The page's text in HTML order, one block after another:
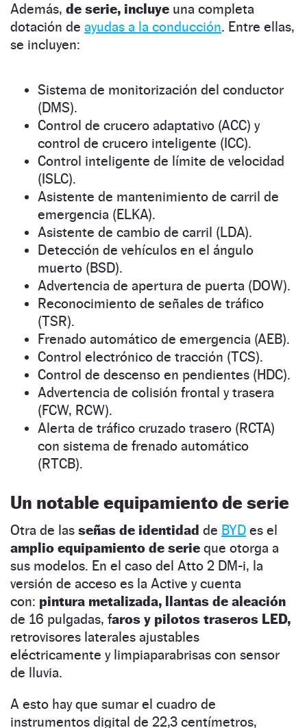
Además, de serie, incluye una completa
dotación de ayudas a la conducción. Entre ellas,
se incluyen:
Sistema de monitorización del conductor
(DMS).
Control de crucero adaptativo (ACC) y
control de crucero inteligente (ICC).
Control inteligente de límite de velocidad
(ISLC).
Asistente de mantenimiento de carril de
emergencia (ELKA).
Asistente de cambio de carril (LDA).
Detección de vehículos en el ángulo
muerto (BSD).
Advertencia de apertura de puerta (DOW).
Reconocimiento de señales de tráfico
(TSR).
Frenado automático de emergencia (AEB).
Control electrónico de tracción (TCS).
Control de descenso en pendientes (HDC).
Advertencia de colisión frontal y trasera
(FCW, RCW).
Alerta de tráfico cruzado trasero (RCTA)
con sistema de frenado automático
(RTCB).
Un notable equipamiento de serie
Otra de las señas de identidad de BYD es el
amplio equipamiento de serie que otorga a
sus modelos. En el caso del Atto 2 DM-i, la
versión de acceso es la Active y cuenta
con: pintura metalizada, llantas de aleación
de 16 pulgadas, faros y pilotos traseros LED,
retrovisores laterales ajustables
eléctricamente y limpiaparabrisas con sensor
de lluvia.
A esto hay que sumar el cuadro de
instrumentos digital de 22,3 centímetros,